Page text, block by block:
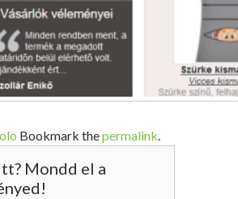
Bookmark thepermalink.
Mondd el a